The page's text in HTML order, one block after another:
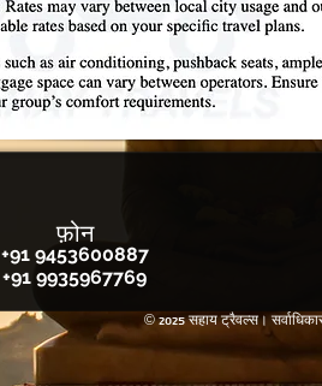
फ़ोन
+91 9453600887
+91 9935967769
© 2025 सहाय ट्रैवल्स।